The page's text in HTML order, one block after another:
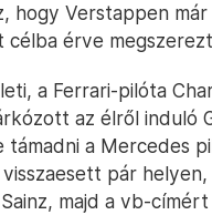
hogy Verstappen
érve
a Ferrari-pilóta
az élről induló
a Mercedes
pár
majd a vb-